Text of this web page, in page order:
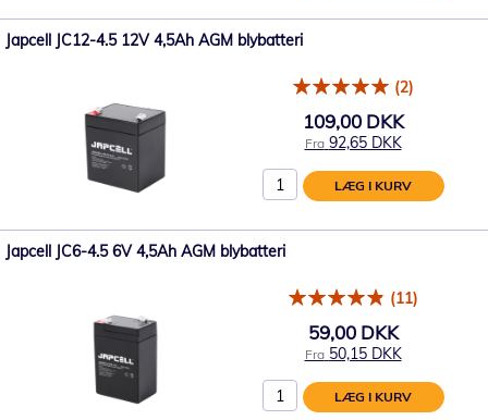
Japcell JC12-4.5 12V 4,5Ah AGM blybatteri
(2)
109,00 DKK
Fra 92,65 DKK
LÆG I KURV
Japcell JC6-4.5 6V 4,5Ah AGM blybatteri
(11)
59,00 DKK
Fra 50,15 DKK
LÆG I KURV